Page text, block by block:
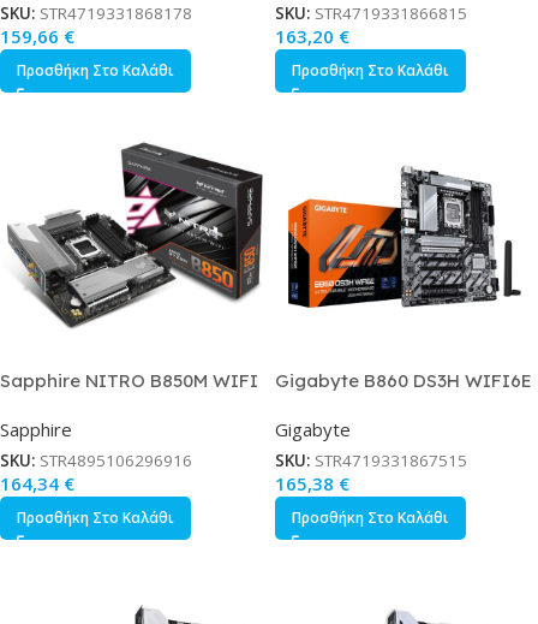
SKU: STR4719331868178
159,66 €
Προσθήκη Στο Καλάθι
SKU: STR4719331866815
163,20 €
Προσθήκη Στο Καλάθι
Sapphire NITRO B850M WIFI
AMD AM5 Socket 52123-01-
40G
Sapphire
SKU: STR4895106296916
164,34 €
Προσθήκη Στο Καλάθι
Gigabyte B860 DS3H WIFI6E
1851 Socket
Gigabyte
SKU: STR4719331867515
165,38 €
Προσθήκη Στο Καλάθι